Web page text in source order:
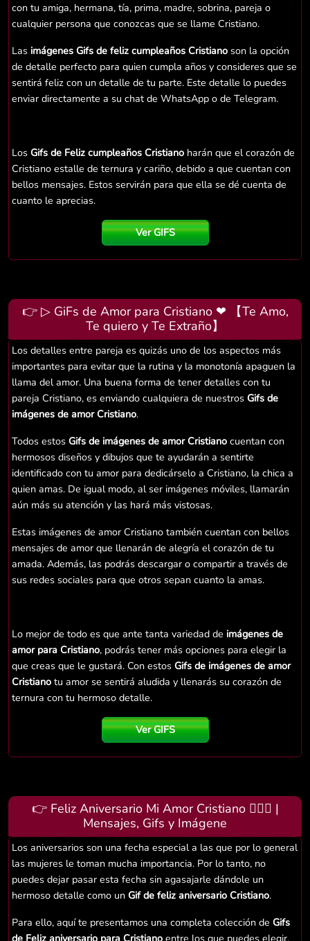
con tu amiga, hermana, tía, prima, madre, sobrina, pareja o
cualquier persona que conozcas que se llame Cristiano.
Las imágenes Gifs de feliz cumpleaños Cristiano son la opción
de detalle perfecto para quien cumpla años y consideres que se
sentirá feliz con un detalle de tu parte. Este detalle lo puedes
enviar directamente a su chat de WhatsApp o de Telegram.
Los Gifs de Feliz cumpleaños Cristiano harán que el corazón de
Cristiano estalle de ternura y cariño, debido a que cuentan con
bellos mensajes. Estos servirán para que ella se dé cuenta de
cuanto le aprecias.
Ver GIFS
👉 ▷ GiFs de Amor para Cristiano ❤ 【Te Amo,
Te quiero y Te Extraño】
Los detalles entre pareja es quizás uno de los aspectos más
importantes para evitar que la rutina y la monotonía apaguen la
llama del amor. Una buena forma de tener detalles con tu
pareja Cristiano, es enviando cualquiera de nuestros Gifs de
imágenes de amor Cristiano.
Todos estos Gifs de imágenes de amor Cristiano cuentan con
hermosos diseños y dibujos que te ayudarán a sentirte
identificado con tu amor para dedicárselo a Cristiano, la chica a
quien amas. De igual modo, al ser imágenes móviles, llamarán
aún más su atención y las hará más vistosas.
Estas imágenes de amor Cristiano también cuentan con bellos
mensajes de amor que llenarán de alegría el corazón de tu
amada. Además, las podrás descargar o compartir a través de
sus redes sociales para que otros sepan cuanto la amas.
Lo mejor de todo es que ante tanta variedad de imágenes de
amor para Cristiano, podrás tener más opciones para elegir la
que creas que le gustará. Con estos Gifs de imágenes de amor
Cristiano tu amor se sentirá aludida y llenarás su corazón de
ternura con tu hermoso detalle.
Ver GIFS
👉 Feliz Aniversario Mi Amor Cristiano 👨‍❤️‍👨 |
Mensajes, Gifs y Imágene
Los aniversarios son una fecha especial a las que por lo general
las mujeres le toman mucha importancia. Por lo tanto, no
puedes dejar pasar esta fecha sin agasajarle dándole un
hermoso detalle como un Gif de feliz aniversario Cristiano.
Para ello, aquí te presentamos una completa colección de Gifs